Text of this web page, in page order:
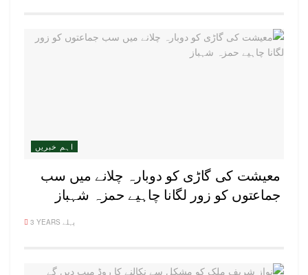
اہم خبریں
معیشت کی گاڑی کو دوبارہ چلانے میں سب
جماعتوں کو زور لگانا چاہیے حمزہ شہباز
3 YEARS پہلے